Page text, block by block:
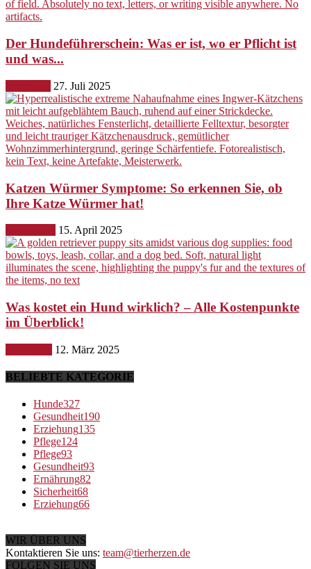
Der Hundeführerschein: Was er ist, wo er Pflicht ist
und was...
27. Juli 2025
Katzen Würmer Symptome: So erkennen Sie, ob
Ihre Katze Würmer hat!
15. April 2025
Was kostet ein Hund wirklich? – Alle Kostenpunkte
im Überblick!
12. März 2025
BELIEBTE KATEGORIE
Hunde327
Gesundheit190
Erziehung135
Pflege124
Pflege93
Gesundheit93
Ernährung82
Sicherheit68
Erziehung66
WIR ÜBER UNS
Kontaktieren Sie uns: team@tierherzen.de
FOLGEN SIE UNS